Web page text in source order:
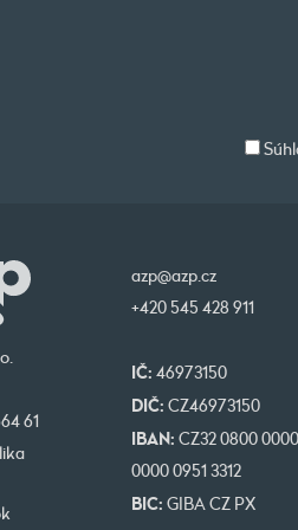
61
azp@azp.cz
+420 545 428 911
IČ: 46973150
DIČ: CZ46973150
IBAN: CZ32 0800 0000
0000 0951 3312
BIC: GIBA CZ PX